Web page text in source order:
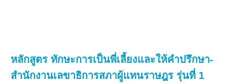
หลักสูตร ทักษะการเป็นพี่เลี้ยงและให้คำปรึกษา-
สำนักงานเลขาธิการสภาผู้แทนราษฎร รุ่นที่ 1